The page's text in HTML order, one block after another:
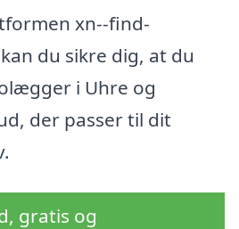
xn--find-
du sikre dig, at du
i Uhre og
der passer til dit
gratis og